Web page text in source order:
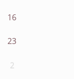
16
23
2